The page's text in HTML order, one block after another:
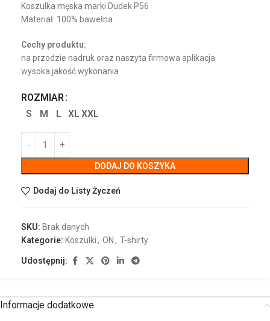
Koszulka męska marki Dudek P56
Materiał: 100% bawełna
Cechy produktu:
na przodzie nadruk oraz naszyta firmowa aplikacja
wysoka jakość wykonania
ROZMIAR
S
M L XL XXL
DODAJ DO KOSZYKA
Dodaj do Listy Życzeń
SKU: Brak danych
Kategorie: Koszulki, ON, T-shirty
Udostępnij:
Informacje dodatkowe